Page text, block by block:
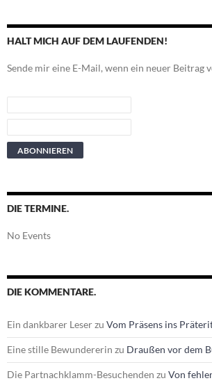
HALT MICH AUF DEM LAUFENDEN!
Sende mir eine E-Mail, wenn ein neuer
DIE TERMINE.
No Events
DIE KOMMENTARE.
Ein dankbarer Leserzu Vom Präsens ins
Eine stille Bewundererin zu Draußen vor dem
Die Partnachklamm-Besuchenden zu Von